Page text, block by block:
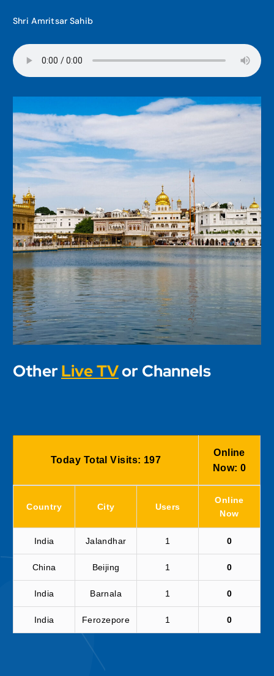
Shri Amritsar Sahib
Other Live TVor Channels
Today Total Visits: 197
Online
Now: 0
Country City Users
Online
Now
India Jalandhar 1 0
China Beijing 1 0
India Barnala 1 0
India Ferozepore 1 0